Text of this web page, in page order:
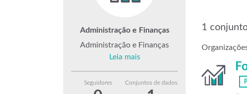
1
Administração e Finanças
Administração e Finanças
Leia mais
Seguidores Conjuntos de dados